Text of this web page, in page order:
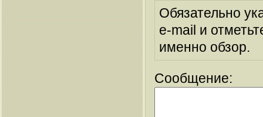
Обязательно
e-mail и
именно обзор.
Сообщение: